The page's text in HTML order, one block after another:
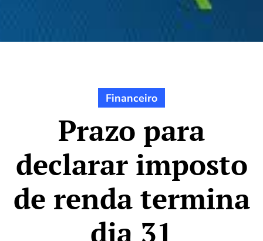
Financeiro
Prazo para
declarar imposto
de renda termina
dia 31